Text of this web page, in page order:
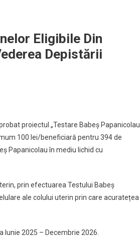
Eligibile Din
Depistării
proiectul „Testare Babeș Papanicolau
100 lei/beneficiară pentru 394 de
Papanicolau în mediu lichid cu
prin efectuarea Testului Babeș
ale colului uterin prin care acuratețea
Iunie 2025 – Decembrie 2026.